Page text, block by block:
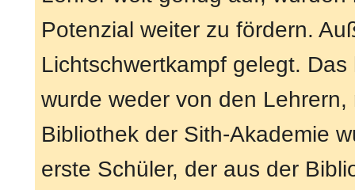
Potenzial weiter zu fördern.
Lichtschwertkampf gelegt.
wurde weder von den
Bibliothek der Sith-Akademie
erste Schüler, der aus der